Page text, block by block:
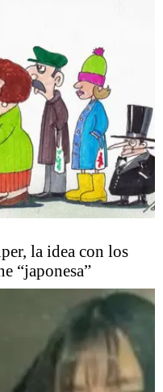
la idea con los
“japonesa”